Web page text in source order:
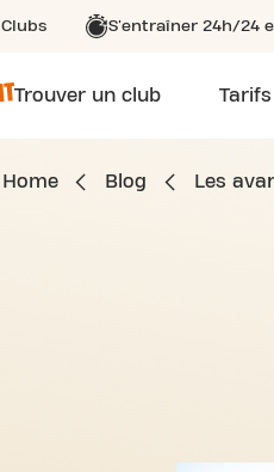
MAIN CONTENT
Clubs S'entraîner 24h/24
Trouver un club Tarifs
Home Blog Les